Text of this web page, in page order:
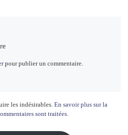
pour publier un commentaire.
les indésirables. En savoir plus sur la
sont traitées